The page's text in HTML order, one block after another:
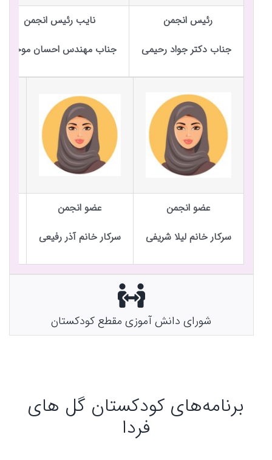
رئیس انجمن
جناب دکتر جواد رحیمی
نایب رئیس انجمن
جناب مهندس احسان موحدی
عضو انجمن
سرکار خانم لیلا شریفی
عضو انجمن
سرکار خانم آذر رفیعی
شورای دانش آموزی مقطع کودکستان
برنامه‌های کودکستان گل های
فردا